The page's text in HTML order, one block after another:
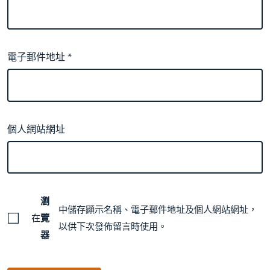
電子郵件地址*
個人網站網址
在
瀏
覽
器
中儲存顯示名稱、電子郵件地址及個人網站網址，
以供下次發佈留言時使用。